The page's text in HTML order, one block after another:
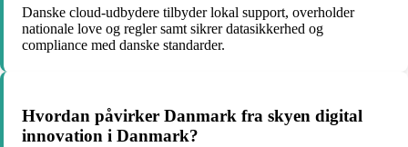
Danske cloud-udbydere tilbyder lokal support, overholder
nationale love og regler samt sikrer datasikkerhed og
compliance med danske standarder.
Hvordan påvirker Danmark fra skyen digital
innovation i Danmark?